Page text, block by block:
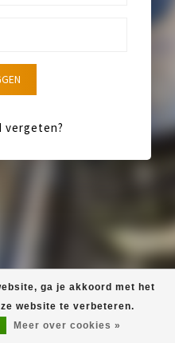
vergeten?
ga je akkoord met het
website te verbeteren.
Meer over cookies »